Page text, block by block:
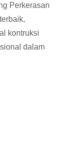
Perkerasan
kontruksi
dalam